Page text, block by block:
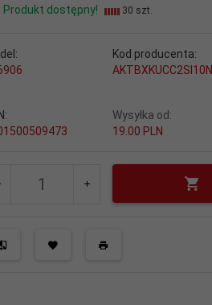
Produkt dostępny! 30 szt.
Kod producenta:
AKTBXKUCC2SI10N
Wysyłka od:
19.00 PLN